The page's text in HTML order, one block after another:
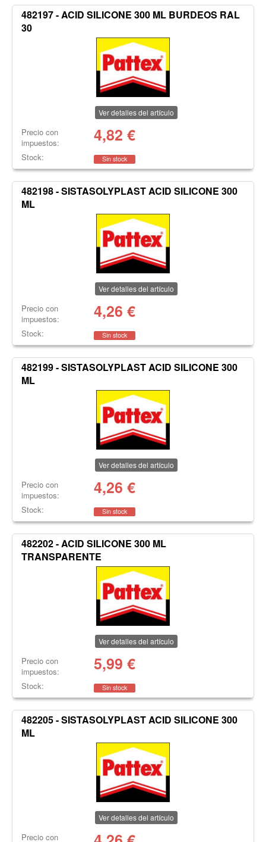
482197 - ACID SILICONE 300 ML BURDEOS RAL
30
Ver detalles del artículo
Precio con
impuestos:
4,82 €
Stock: Sin stock
482198 - SISTASOLYPLAST ACID SILICONE 300
ML
Ver detalles del artículo
Precio con
impuestos:
4,26 €
Stock: Sin stock
482199 - SISTASOLYPLAST ACID SILICONE 300
ML
Ver detalles del artículo
Precio con
impuestos:
4,26 €
Stock: Sin stock
482202 - ACID SILICONE 300 ML
TRANSPARENTE
Ver detalles del artículo
Precio con
impuestos:
5,99 €
Stock: Sin stock
482205 - SISTASOLYPLAST ACID SILICONE 300
ML
Ver detalles del artículo
Precio con